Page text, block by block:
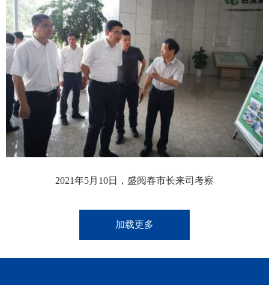
2021年5月10日，盛阅春市长来司考察
加载更多